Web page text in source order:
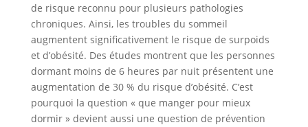
de risque reconnu pour plusieurs pathologies
chroniques. Ainsi, les troubles du sommeil
augmentent significativement le risque de surpoids
et d’obésité. Des études montrent que les personnes
dormant moins de 6 heures par nuit présentent une
augmentation de 30 % du risque d’obésité. C’est
pourquoi la question « que manger pour mieux
dormir » devient aussi une question de prévention